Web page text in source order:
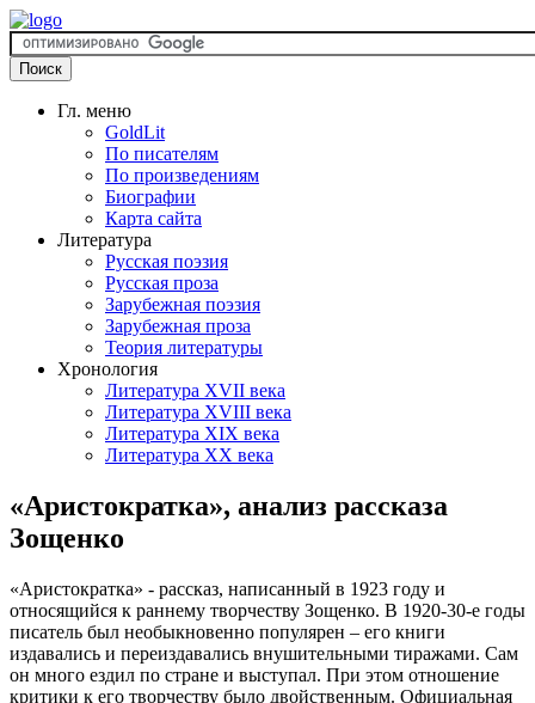
Гл. меню
GoldLit
По писателям
По произведениям
Биографии
Карта сайта
Литература
Русская поэзия
Русская проза
Зарубежная поэзия
Зарубежная проза
Теория литературы
Хронология
Литература XVII века
Литература XVIII века
Литература XIX века
Литература XX века
«Аристократка», анализ рассказа
Зощенко
«Аристократка» - рассказ, написанный в 1923 году и
относящийся к раннему творчеству Зощенко. В 1920-30-е годы
писатель был необыкновенно популярен – его книги
издавались и переиздавались внушительными тиражами. Сам
он много ездил по стране и выступал. При этом отношение
критики к его творчеству было двойственным. Официальная